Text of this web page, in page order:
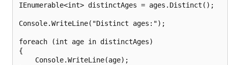
IEnumerable<int> distinctAges = ages.Distinct();
Console.WriteLine("Distinct ages:");
foreach (int age in distinctAges)
{
    Console.WriteLine(age);